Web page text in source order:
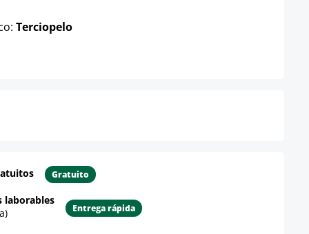
Terciopelo
Gratuito
laborables
Entrega rápida